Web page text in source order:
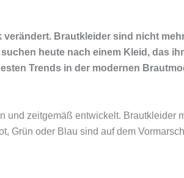
Brautkleider sind nicht
heute nach einem Kleid, das
Trends in der modernen
und zeitgemäß entwickelt.
Grün oder Blau sind auf dem